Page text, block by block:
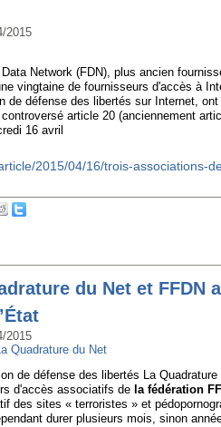
2015
Data Network (FDN), plus ancien
vingtaine de fournisseurs d'accès à
de défense des libertés sur Internet,
article 20 (anciennement
16 avril
2015/04/16/trois-associations-
du Net et
2015
La Quadrature du Net
de défense des libertés La
d'accès associatifs de la fédération
des sites « terroristes » et
durer plusieurs mois, sinon